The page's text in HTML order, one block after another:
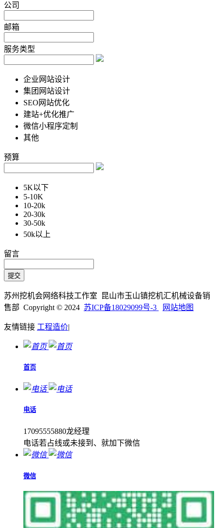
公司
邮箱
服务类型
企业网站设计
集团网站设计
SEO网站优化
建站+优化推广
微信小程序定制
其他
预算
5K以下
5-10K
10-20k
20-30k
30-50k
50k以上
留言
苏州挖机会网络科技工作室 昆山市玉山镇挖机汇机械设备销
售部 Copyright © 2024 苏ICP备18029099号-3 网站地图
友情链接 工程造价|
首页
电话
17095555880龙经理
电话若占线或未接到、就加下微信
微信